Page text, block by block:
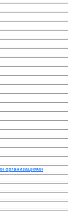
организациями